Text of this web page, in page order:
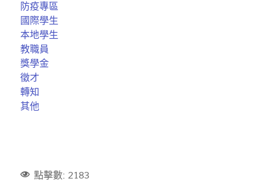
防疫專區
國際學生
本地學生
教職員
獎學金
徵才
轉知
其他
點擊數: 2183